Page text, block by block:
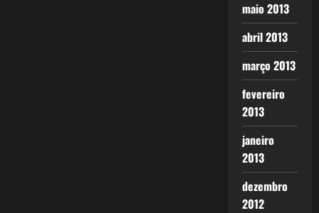
maio 2013
abril 2013
março 2013
fevereiro
2013
janeiro
2013
dezembro
2012